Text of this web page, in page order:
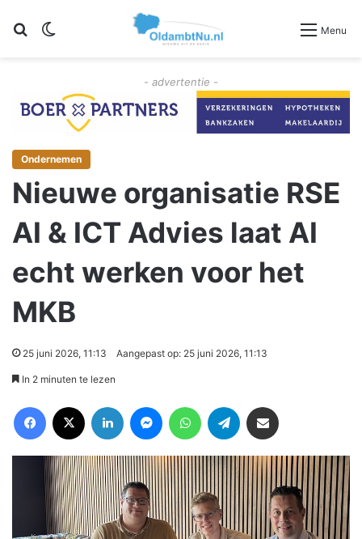
Zoeken Menu
- advertentie -
Ondernemen
Nieuwe organisatie RSE
AI & ICT Advies laat AI
echt werken voor het
MKB
25 juni 2026, 11:13 Aangepast op: 25 juni 2026, 11:13
In 2 minuten te lezen